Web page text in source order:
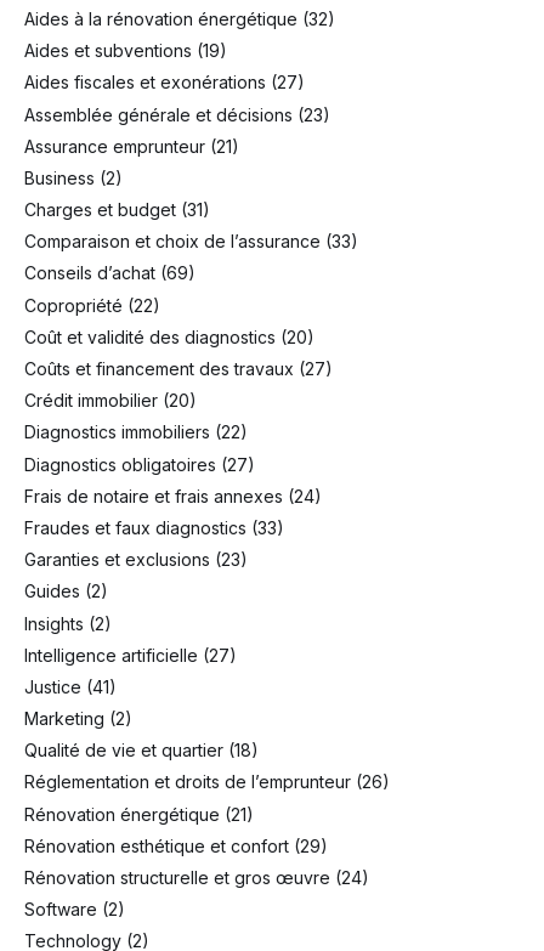
Aides à la rénovation énergétique (32)
Aides et subventions (19)
Aides fiscales et exonérations (27)
Assemblée générale et décisions (23)
Assurance emprunteur (21)
Business (2)
Charges et budget (31)
Comparaison et choix de l’assurance (33)
Conseils d’achat (69)
Copropriété (22)
Coût et validité des diagnostics (20)
Coûts et financement des travaux (27)
Crédit immobilier (20)
Diagnostics immobiliers (22)
Diagnostics obligatoires (27)
Frais de notaire et frais annexes (24)
Fraudes et faux diagnostics (33)
Garanties et exclusions (23)
Guides (2)
Insights (2)
Intelligence artificielle (27)
Justice (41)
Marketing (2)
Qualité de vie et quartier (18)
Réglementation et droits de l’emprunteur (26)
Rénovation énergétique (21)
Rénovation esthétique et confort (29)
Rénovation structurelle et gros œuvre (24)
Software (2)
Technology (2)